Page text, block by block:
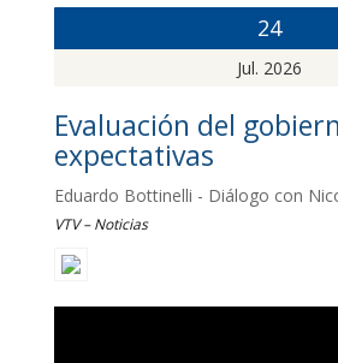
24
Jul. 2026
Evaluación del
expectativas
Eduardo Bottinelli - Diálogo con
VTV – Noticias